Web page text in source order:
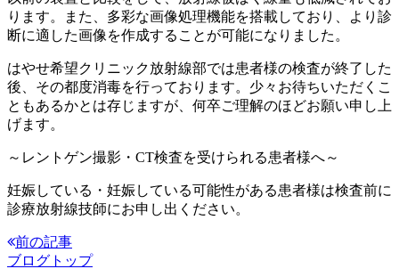
ります。また、多彩な画像処理機能を搭載しており、より診
断に適した画像を作成することが可能になりました。
はやせ希望クリニック放射線部では患者様の検査が終了した
後、その都度消毒を行っております。少々お待ちいただくこ
ともあるかとは存じますが、何卒ご理解のほどお願い申し上
げます。
～レントゲン撮影・CT検査を受けられる患者様へ～
妊娠している・妊娠している可能性がある患者様は検査前に
診療放射線技師にお申し出ください。
前の記事
ブログトップ